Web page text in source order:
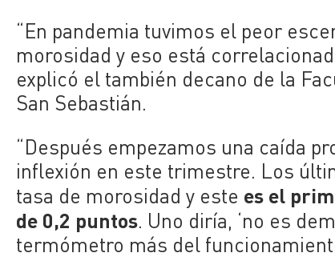
“En pandemia tuvimos el peor
morosidad y eso está
explicó el también decano de la
San Sebastián.
“Después empezamos una caída
inflexión en este trimestre. Los
tasa de morosidad y este es el
de 0,2 puntos. Uno diría, ‘no es
termómetro más del